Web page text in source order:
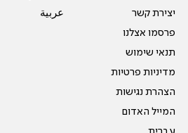
יצירת קשר
פרסמו אצלנו
תנאי שימוש
מדיניות פרטיות
הצהרת נגישות
המייל האדום
عربية